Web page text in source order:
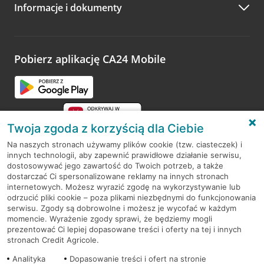
Zachęcamy do podzielenia się z nami opinią o wizycie.
opinie.
Informacje i dokumenty
Pobierz aplikację CA24 Mobile
RODO
Regulamin serwisu
Mapa serwisu
PolitykaCookies
Twoja zgoda z korzyścią dla Ciebie
Na naszych stronach używamy plików cookie (tzw. ciasteczek) i
innych technologii, aby zapewnić prawidłowe działanie serwisu,
dostosowywać jego zawartość do Twoich potrzeb, a także
dostarczać Ci spersonalizowane reklamy na innych stronach
internetowych. Możesz wyrazić zgodę na wykorzystywanie lub
odrzucić pliki cookie – poza plikami niezbędnymi do funkcjonowania
serwisu. Zgody są dobrowolne i możesz je wycofać w każdym
momencie. Wyrażenie zgody sprawi, że będziemy mogli
prezentować Ci lepiej dopasowane treści i oferty na tej i innych
stronach Credit Agricole.
Analityka
Dopasowanie treści i ofert na stronie